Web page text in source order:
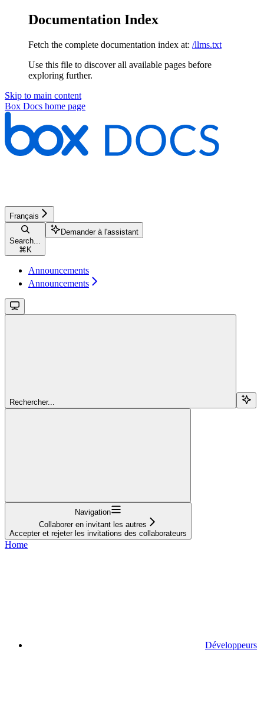
Documentation Index
Fetch the complete documentation index at: /llms.txt
Use this file to discover all available pages before
exploring further.
Skip to main content
Box Docs home page
Français
Search...
⌘ K
Demander à l'assistant
Announcements
Announcements
Rechercher...
Navigation
Collaborer en invitant les autres
Accepter et rejeter les invitations des collaborateurs
Home
Développeurs